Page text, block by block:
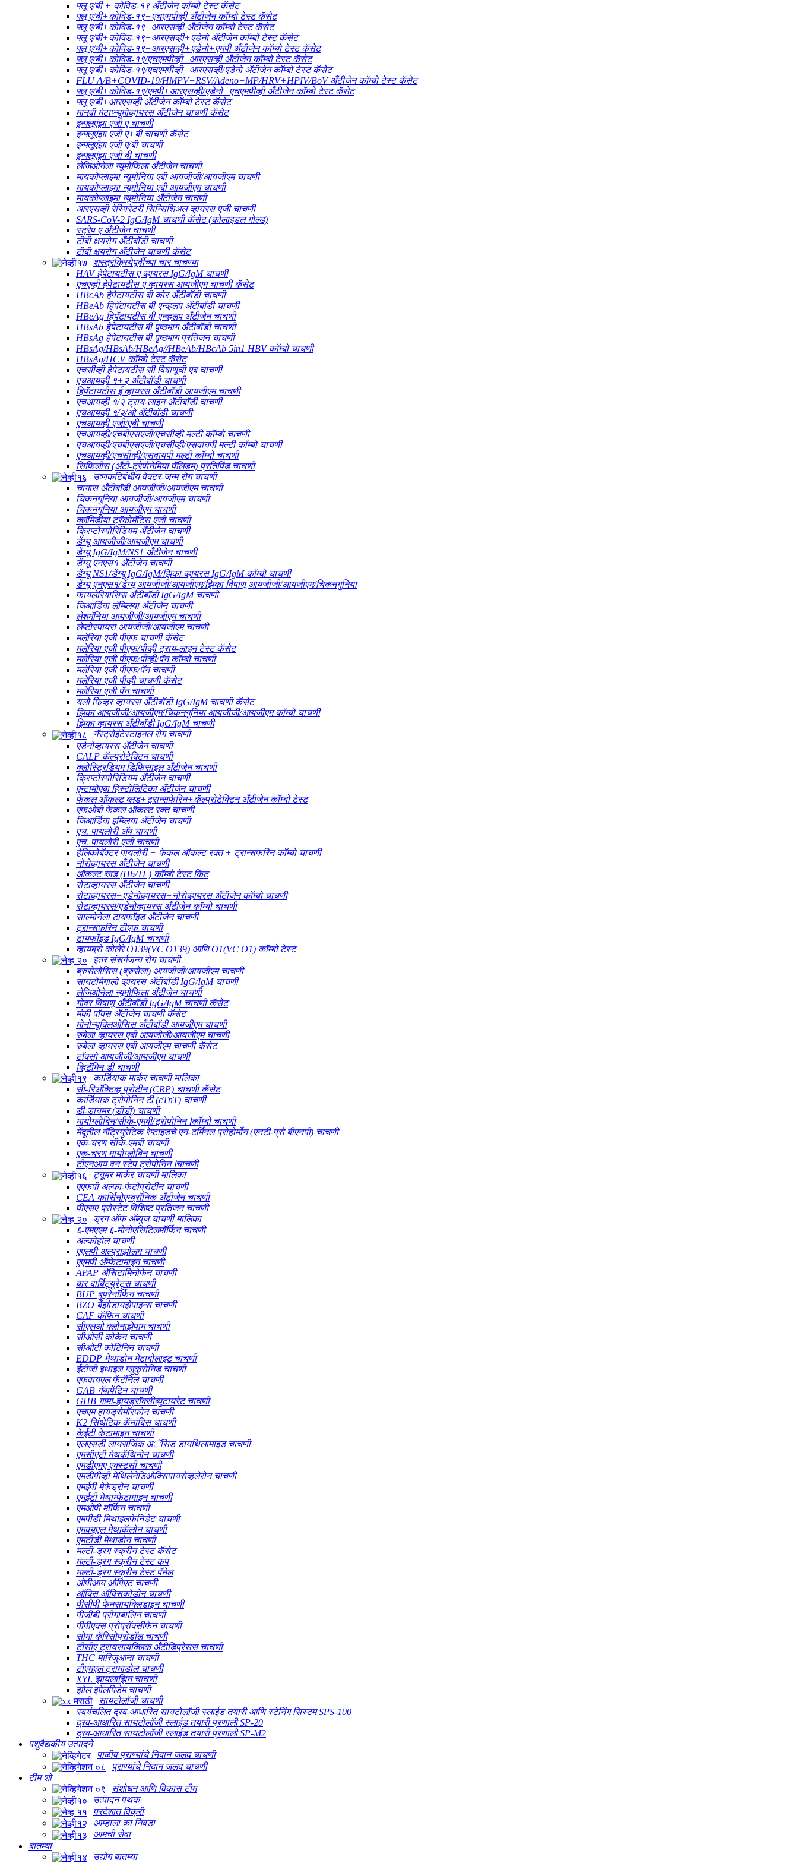
फ्लू ए/बी + कोविड-१९ अँटीजेन कॉम्बो टेस्ट कॅसेट
फ्लू ए/बी+कोविड-१९+एचएमपीव्ही अँटीजेन कॉम्बो टेस्ट कॅसेट
फ्लू ए/बी+कोविड-१९+आरएसव्ही अँटीजेन कॉम्बो टेस्ट कॅसेट
फ्लू ए/बी+कोविड-१९+आरएसव्ही+एडेनो अँटीजेन कॉम्बो टेस्ट कॅसेट
फ्लू ए/बी+कोविड-१९+आरएसव्ही+एडेनो+एमपी अँटीजेन कॉम्बो टेस्ट कॅसेट
फ्लू ए/बी+कोविड-१९/एचएमपीव्ही+आरएसव्ही अँटीजेन कॉम्बो टेस्ट कॅसेट
फ्लू ए/बी+कोविड-१९/एचएमपीव्ही+आरएसव्ही/एडेनो अँटीजेन कॉम्बो टेस्ट कॅसेट
FLU A/B+COVID-19/HMPV+RSV/Adeno+MP/HRV+HPIV/BoV अँटीजेन कॉम्बो टेस्ट कॅसेट
फ्लू ए/बी+कोविड-१९/एमपी+आरएसव्ही/एडेनो+एचएमपीव्ही अँटीजेन कॉम्बो टेस्ट कॅसेट
फ्लू ए/बी+आरएसव्ही अँटीजेन कॉम्बो टेस्ट कॅसेट
मानवी मेटाप्न्यूमोव्हायरस अँटीजेन चाचणी कॅसेट
इन्फ्लूएंझा एजी ए चाचणी
इन्फ्लूएंझा एजी ए+बी चाचणी कॅसेट
इन्फ्लूएंझा एजी ए/बी चाचणी
इन्फ्लूएंझा एजी बी चाचणी
लेजिओनेला न्यूमोफिला अँटीजेन चाचणी
मायकोप्लाझ्मा न्यूमोनिया एबी आयजीजी/आयजीएम चाचणी
मायकोप्लाझ्मा न्यूमोनिया एबी आयजीएम चाचणी
मायकोप्लाझ्मा न्यूमोनिया अँटीजेन चाचणी
आरएसव्ही रेस्पिरेटरी सिन्सिशिअल व्हायरस एजी चाचणी
SARS-CoV-2 IgG/IgM चाचणी कॅसेट (कोलाइडल गोल्ड)
स्ट्रेप ए अँटीजेन चाचणी
टीबी क्षयरोग अँटीबॉडी चाचणी
टीबी क्षयरोग अँटीजेन चाचणी कॅसेट
शस्त्रक्रियेपूर्वीच्या चार चाचण्या
HAV हेपेटायटीस ए व्हायरस IgG/IgM चाचणी
एचएव्ही हेपेटायटीस ए व्हायरस आयजीएम चाचणी कॅसेट
HBcAb हेपेटायटीस बी कोर अँटीबॉडी चाचणी
HBeAb हिपॅटायटीस बी एन्व्हलप अँटीबॉडी चाचणी
HBeAg हिपॅटायटीस बी एन्व्हलप अँटीजेन चाचणी
HBsAb हेपेटायटीस बी पृष्ठभाग अँटीबॉडी चाचणी
HBsAg हेपेटायटीस बी पृष्ठभाग प्रतिजन चाचणी
HBsAg/HBsAb/HBeAg//HBeAb/HBcAb 5in1 HBV कॉम्बो चाचणी
HBsAg/HCV कॉम्बो टेस्ट कॅसेट
एचसीव्ही हेपेटायटीस सी विषाणूची एब चाचणी
एचआयव्ही १+२ अँटीबॉडी चाचणी
हिपॅटायटीस ई व्हायरस अँटीबॉडी आयजीएम चाचणी
एचआयव्ही १/२ ट्राय-लाइन अँटीबॉडी चाचणी
एचआयव्ही १/२/ओ अँटीबॉडी चाचणी
एचआयव्ही एजी/एबी चाचणी
एचआयव्ही/एचबीएसएजी/एचसीव्ही मल्टी कॉम्बो चाचणी
एचआयव्ही/एचबीएसएजी/एचसीव्ही/एसवायपी मल्टी कॉम्बो चाचणी
एचआयव्ही/एचसीव्ही/एसवायपी मल्टी कॉम्बो चाचणी
सिफिलीस (अँटी-ट्रेपोनेमिया पॅलिडम) प्रतिपिंड चाचणी
उष्णकटिबंधीय वेक्टर-जन्म रोग चाचणी
चागास अँटीबॉडी आयजीजी/आयजीएम चाचणी
चिकनगुनिया आयजीजी/आयजीएम चाचणी
चिकनगुनिया आयजीएम चाचणी
क्लॅमिडीया ट्रॅकोमॅटिस एजी चाचणी
क्रिप्टोस्पोरिडियम अँटीजेन चाचणी
डेंग्यू आयजीजी/आयजीएम चाचणी
डेंग्यू IgG/IgM/NS1 अँटीजेन चाचणी
डेंग्यू एनएस१ अँटीजेन चाचणी
डेंग्यू NS1/डेंग्यू IgG/IgM/झिका व्हायरस IgG/IgM कॉम्बो चाचणी
डेंग्यू एनएस१/डेंग्यू आयजीजी/आयजीएम/झिका विषाणू आयजीजी/आयजीएम/चिकनगुनिया
फायलेरियासिस अँटीबॉडी IgG/IgM चाचणी
जिआर्डिया लॅम्ब्लिया अँटीजेन चाचणी
लेशमॅनिया आयजीजी/आयजीएम चाचणी
लेप्टोस्पायरा आयजीजी/आयजीएम चाचणी
मलेरिया एजी पीएफ चाचणी कॅसेट
मलेरिया एजी पीएफ/पीव्ही ट्राय-लाइन टेस्ट कॅसेट
मलेरिया एजी पीएफ/पीव्ही/पॅन कॉम्बो चाचणी
मलेरिया एजी पीएफ/पॅन चाचणी
मलेरिया एजी पीव्ही चाचणी कॅसेट
मलेरिया एजी पॅन चाचणी
यलो फिव्हर व्हायरस अँटीबॉडी IgG/IgM चाचणी कॅसेट
झिका आयजीजी/आयजीएम/चिकनगुनिया आयजीजी/आयजीएम कॉम्बो चाचणी
झिका व्हायरस अँटीबॉडी IgG/IgM चाचणी
गॅस्ट्रोइंटेस्टाइनल रोग चाचणी
एडेनोव्हायरस अँटीजेन चाचणी
CALP कॅल्प्रोटेक्टिन चाचणी
क्लोस्ट्रिडियम डिफिसाइल अँटीजेन चाचणी
क्रिप्टोस्पोरिडियम अँटीजेन चाचणी
एन्टामोएबा हिस्टोलिटिका अँटीजेन चाचणी
फेकल ऑकल्ट ब्लड+ट्रान्सफेरिन+कॅल्प्रोटेक्टिन अँटीजेन कॉम्बो टेस्ट
एफओबी फेकल ऑकल्ट रक्त चाचणी
जिआर्डिया इम्ब्लिया अँटीजेन चाचणी
एच. पायलोरी अ‍ॅब चाचणी
एच. पायलोरी एजी चाचणी
हेलिकोबॅक्टर पायलोरी + फेकल ऑकल्ट रक्त + ट्रान्सफरिन कॉम्बो चाचणी
नोरोव्हायरस अँटीजेन चाचणी
ऑकल्ट ब्लड (Hb/TF) कॉम्बो टेस्ट किट
रोटाव्हायरस अँटीजेन चाचणी
रोटाव्हायरस+एडेनोव्हायरस+नोरोव्हायरस अँटीजेन कॉम्बो चाचणी
रोटाव्हायरस/एडेनोव्हायरस अँटीजेन कॉम्बो चाचणी
साल्मोनेला टायफॉइड अँटीजेन चाचणी
ट्रान्सफरिन टीएफ चाचणी
टायफॉइड IgG/IgM चाचणी
व्हायब्रो कोलेरे O139(VC O139) आणि O1(VC O1) कॉम्बो टेस्ट
इतर संसर्गजन्य रोग चाचणी
ब्रुसेलोसिस (ब्रुसेला) आयजीजी/आयजीएम चाचणी
सायटोमेगालो व्हायरस अँटीबॉडी IgG/IgM चाचणी
लेजिओनेला न्यूमोफिला अँटीजेन चाचणी
गोवर विषाणू अँटीबॉडी IgG/IgM चाचणी कॅसेट
मंकी पॉक्स अँटीजेन चाचणी कॅसेट
मोनोन्यूक्लिओसिस अँटीबॉडी आयजीएम चाचणी
रुबेला व्हायरस एबी आयजीजी/आयजीएम चाचणी
रुबेला व्हायरस एबी आयजीएम चाचणी कॅसेट
टॉक्सो आयजीजी/आयजीएम चाचणी
व्हिटॅमिन डी चाचणी
कार्डियाक मार्कर चाचणी मालिका
सी-रिअ‍ॅक्टिव्ह प्रोटीन (CRP) चाचणी कॅसेट
कार्डियाक ट्रोपोनिन टी (cTnT) चाचणी
डी-डायमर (डीडी) चाचणी
मायोग्लोबिन/सीके-एमबी/ट्रोपोनिन Ⅰकॉम्बो चाचणी
मेंदूतील नॅट्रियुरेटिक रेप्टाइडचे एन-टर्मिनल प्रोहोर्मोन (एनटी-प्रो बीएनपी) चाचणी
एक-चरण सीके-एमबी चाचणी
एक-चरण मायोग्लोबिन चाचणी
टीएनआय वन ​​स्टेप ट्रोपोनिन Ⅰचाचणी
ट्यूमर मार्कर चाचणी मालिका
एएफपी अल्फा-फेटोप्रोटीन चाचणी
CEA कार्सिनोएम्ब्रॉनिक अँटीजेन चाचणी
पीएसए प्रोस्टेट विशिष्ट प्रतिजन चाचणी
ड्रग ऑफ अ‍ॅब्युज चाचणी मालिका
६-एमएएम ६-मोनोएसिटिलमॉर्फिन चाचणी
अल्कोहोल चाचणी
एएलपी अल्प्राझोलम चाचणी
एएमपी अ‍ॅम्फेटामाइन चाचणी
APAP अ‍ॅसिटामिनोफेन चाचणी
बार बार्बिट्युरेट्स चाचणी
BUP बुप्रेनॉर्फिन चाचणी
BZO बेंझोडायझेपाइन्स चाचणी
CAF कॅफिन चाचणी
सीएलओ क्लोनाझेपाम चाचणी
सीओसी कोकेन चाचणी
सीओटी कोटिनिन चाचणी
EDDP मेथाडोन मेटाबोलाइट चाचणी
ईटीजी इथाइल ग्लुकुरोनिड चाचणी
एफवायएल फेंटॅनिल चाचणी
GAB गॅबापेंटिन चाचणी
GHB गामा-हायड्रॉक्सीब्युटायरेट चाचणी
एचएम हायड्रोमॉरफोन चाचणी
K2 सिंथेटिक कॅनाबिस चाचणी
केईटी केटामाइन चाचणी
एलएसडी लायसर्जिक अॅसिड डायथिलामाइड चाचणी
एमसीएटी मेथकॅथिनोन चाचणी
एमडीएमए एक्स्टसी चाचणी
एमडीपीव्ही मेथिलेनेडिओक्सिपायरोव्हलेरोन चाचणी
एमईपी मेफेड्रोन चाचणी
एमईटी मेथाम्फेटामाइन चाचणी
एमओपी मॉर्फिन चाचणी
एमपीडी मिथाइलफेनिडेट चाचणी
एमक्यूएल मेथाकॅलोन चाचणी
एमटीडी मेथाडोन चाचणी
मल्टी-ड्रग स्क्रीन टेस्ट कॅसेट
मल्टी-ड्रग स्क्रीन टेस्ट कप
मल्टी-ड्रग स्क्रीन टेस्ट पॅनेल
ओपीआय ओपिएट चाचणी
ऑक्सि ऑक्सिकोडोन चाचणी
पीसीपी फेनसायक्लिडाइन चाचणी
पीजीबी प्रीगाबालिन चाचणी
पीपीएक्स प्रोप्रॉक्सीफेन चाचणी
सोमा कॅरिसोप्रोडॉल चाचणी
टीसीए ट्रायसायक्लिक अँटीडिप्रेसस चाचणी
THC मारिजुआना चाचणी
टीएमएल ट्रामाडोल चाचणी
XYL झायलाझिन चाचणी
झोल झोलपिडेम चाचणी
सायटोलॉजी चाचणी
स्वयंचलित द्रव-आधारित सायटोलॉजी स्लाईड तयारी आणि स्टेनिंग सिस्टम SPS-100
द्रव-आधारित सायटोलॉजी स्लाईड तयारी प्रणाली SP-20
द्रव-आधारित सायटोलॉजी स्लाईड तयारी प्रणाली SP-M2
पशुवैद्यकीय उत्पादने
पाळीव प्राण्यांचे निदान जलद चाचणी
प्राण्यांचे निदान जलद चाचणी
टीम शो
संशोधन आणि विकास टीम
उत्पादन पथक
परदेशात विक्री
आम्हाला का निवडा
आमची सेवा
बातम्या
उद्योग बातम्या